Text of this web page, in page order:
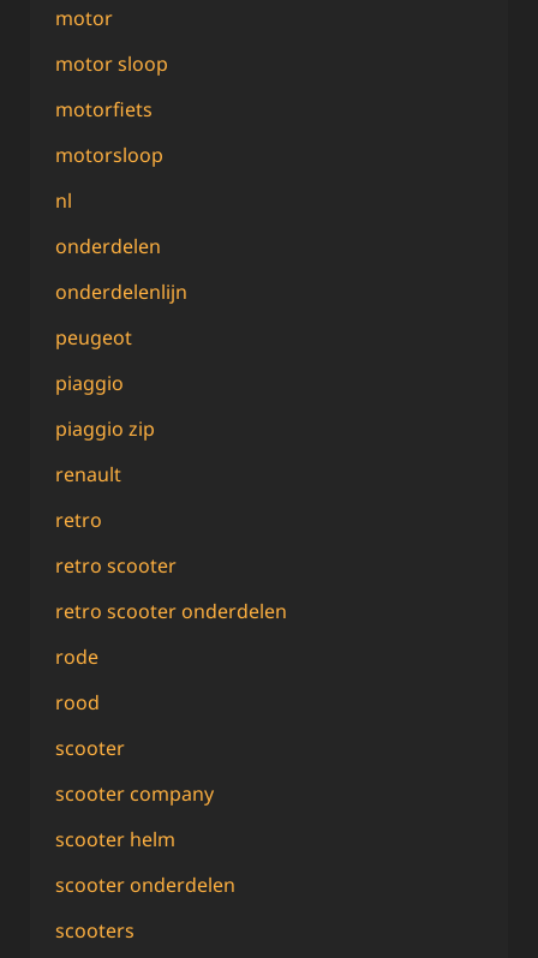
motor
motor sloop
motorfiets
motorsloop
nl
onderdelen
onderdelenlijn
peugeot
piaggio
piaggio zip
renault
retro
retro scooter
retro scooter onderdelen
rode
rood
scooter
scooter company
scooter helm
scooter onderdelen
scooters